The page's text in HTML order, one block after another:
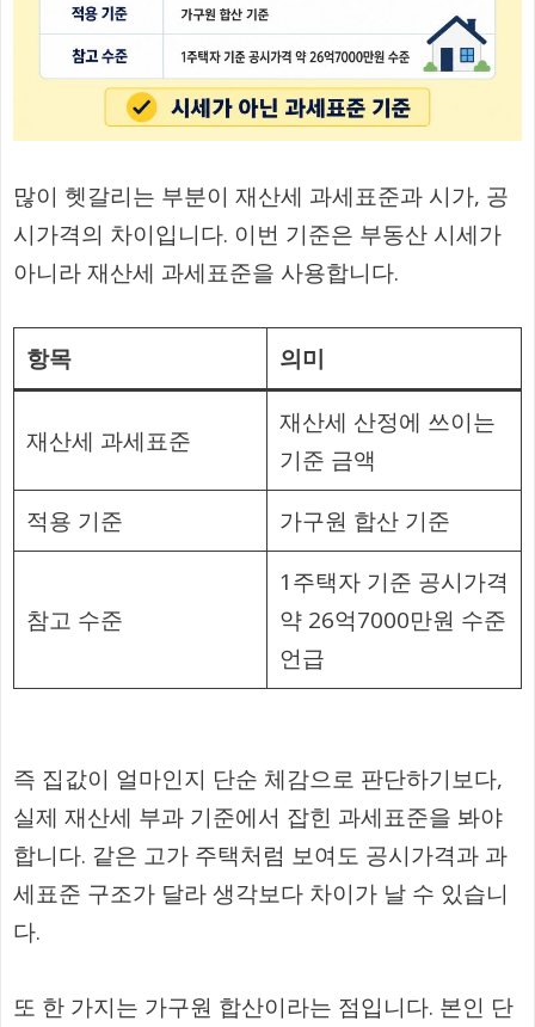
많이 헷갈리는 부분이 재산세 과세표준과 시가, 공
시가격의 차이입니다. 이번 기준은 부동산 시세가
아니라 재산세 과세표준을 사용합니다.
항목 의미
재산세 과세표준
재산세 산정에 쓰이는
기준 금액
적용 기준
가구원 합산 기준
참고 수준
1주택자 기준 공시가격
약 26억7000만원 수준
언급
즉 집값이 얼마인지 단순 체감으로 판단하기보다,
실제 재산세 부과 기준에서 잡힌 과세표준을 봐야
합니다. 같은 고가 주택처럼 보여도 공시가격과 과
세표준 구조가 달라 생각보다 차이가 날 수 있습니
다.
또 한 가지는 가구원 합산이라는 점입니다. 본인 단